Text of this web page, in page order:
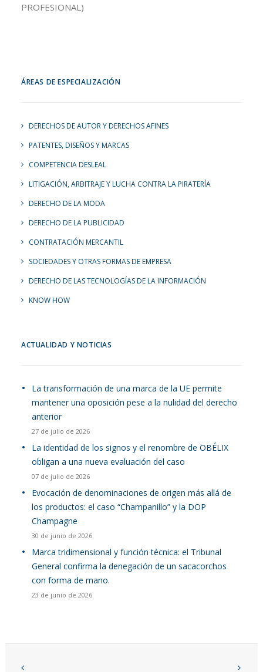
PROFESIONAL)
ÁREAS DE ESPECIALIZACIÓN
DERECHOS DE AUTOR Y DERECHOS AFINES
PATENTES, DISEÑOS Y MARCAS
COMPETENCIA DESLEAL
LITIGACIÓN, ARBITRAJE Y LUCHA CONTRA LA PIRATERÍA
DERECHO DE LA MODA
DERECHO DE LA PUBLICIDAD
CONTRATACIÓN MERCANTIL
SOCIEDADES Y OTRAS FORMAS DE EMPRESA
DERECHO DE LAS TECNOLOGÍAS DE LA INFORMACIÓN
KNOW HOW
ACTUALIDAD Y NOTICIAS
La transformación de una marca de la UE permite
mantener una oposición pese a la nulidad del derecho
anterior
27 de julio de 2026
La identidad de los signos y el renombre de OBÉLIX
obligan a una nueva evaluación del caso
07 de julio de 2026
Evocación de denominaciones de origen más allá de
los productos: el caso “Champanillo” y la DOP
Champagne
30 de junio de 2026
Marca tridimensional y función técnica: el Tribunal
General confirma la denegación de un sacacorchos
con forma de mano.
23 de junio de 2026